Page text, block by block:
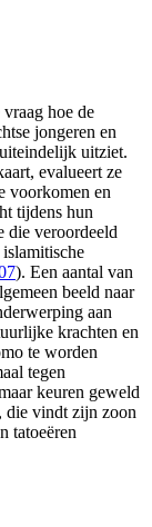
hoe de
jongeren en
uitziet.
evalueert ze
voorkomen en
tijdens hun
die veroordeeld
). Een aantal van
beeld naar
aan
krachten en
te worden
tegen
keuren geweld
die vindt zijn zoon
tatoeëren